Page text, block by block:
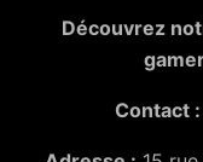
Découvrez
Contact :